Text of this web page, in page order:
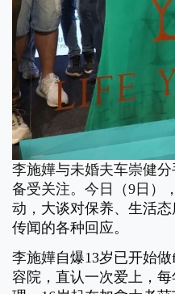
李施嬅与未婚夫车崇健
备受关注。今日（9日），
动， 大谈对保养、生活
传闻的各种回应。
李施嬅自爆13岁已开始
容院，直认一次爱上，